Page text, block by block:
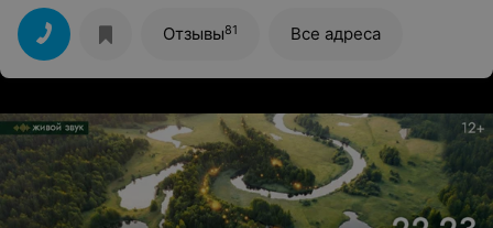
только дома. Вернулась. Деньги отдали без разговоров
и выяснения причин. Просто из ящичка под кассой. Ну
теоретически может конечно и ошиблась девушка, но
что-то мне кажется что вполне сознательно. Будьте
внимательны.
Отзывы81 Все адреса